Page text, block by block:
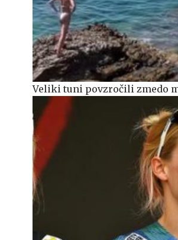
Veliki tuni povzročili zmedo